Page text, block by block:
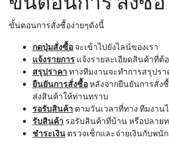
ขั้นตอนการสั่งซื้อง่ายๆดังนี้
กดปุ่มสั่งซื้อ จะเข้าไปยังไลน์ของเรา
แจ้งรายการ แจ้งรายละเอียดสินค้าที่ต้
สรุปราคา ทางทีมงานจะทำการสรุปร
ยืนยันการสั่งซื้อหลังจากยืนยันการสั่ง
ส่งสินค้าให้ท่านทราบ
รอรับสินค้า ตามวันเวลาที่ทาง ทีมงา
รับสินค้า รอรับสินค้าที่บ้าน หรือปลาย
ชำระเงิน ตรวจเช็กและจ่ายเงินกับพนั